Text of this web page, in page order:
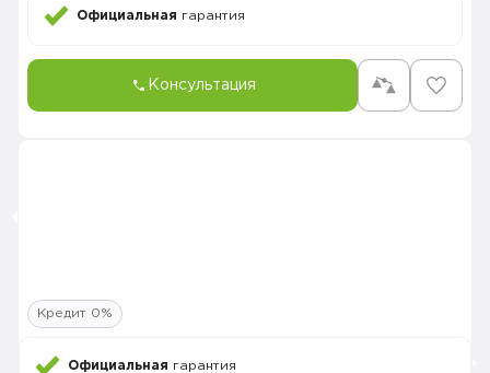
Официальная гарантия
Консультация
Кредит 0%
Официальная гарантия